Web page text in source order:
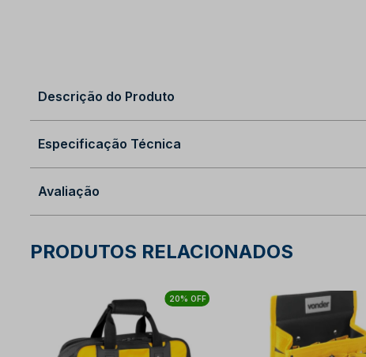
Descrição do Produto
Especificação Técnica
Avaliação
PRODUTOS RELACIONADOS
20% OFF